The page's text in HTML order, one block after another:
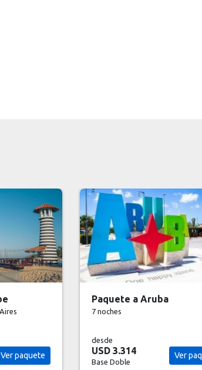
Ver paquete
Paquete a Aruba
7 noches
desde
USD 4.312
Base Doble
Ver